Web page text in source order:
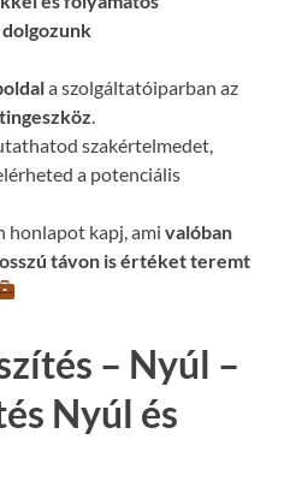
dolgozunk
a szolgáltatóiparban az
.
szakértelmedet,
a potenciális
honlapot kapj, ami valóban
távon is értéket teremt
– Nyúl –
Nyúl és